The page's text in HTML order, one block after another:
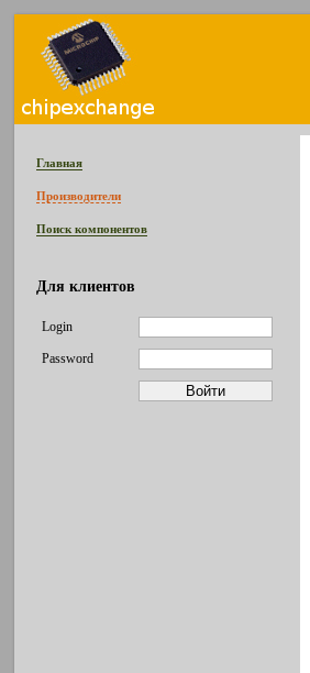
Главная
Производители
Поиск компонентов
Для клиентов
Login
Password